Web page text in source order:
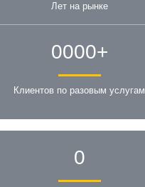
Лет на рынке
0000+
Клиентов по разовым услугам
0